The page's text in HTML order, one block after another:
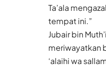
Ta’ala
tempat ini.”
Jubair bin
meriwayatkan
‘alaihi wa